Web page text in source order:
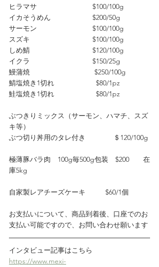
ヒラマサ　　　　　　　　$100/100g
イカそうめん　　　　　　$200/50g
サーモン　　　　　　　　$100/100g
スズキ　　　　　　　　　$100/100g
しめ鯖　　　　　　　　　$120/100g
イクラ　　　　　　　　　$150/25g
鰻蒲焼　　　　　　　　　 $250/100g
鯖塩焼き1切れ　　　　　　$80/1pz
鮭塩焼き1切れ　　　　　　$80/1pz
ぶつきりミックス（サーモン、ハマチ、スズ
キ等）
ぶつ切り丼用のタレ付き　　　　＄120/100g
極薄豚バラ肉　100g毎500g包装　$200　　在
庫5kg
自家製レアチーズケーキ          $60/1個
お支払いについて、商品到着後、口座でのお
支払い可能ですので、お問い合わせ願います
インタビュー記事はこちら
https://www.mexi-